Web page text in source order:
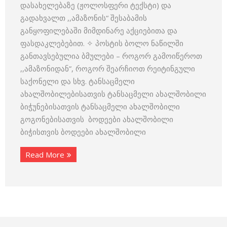
დასახელებაზე (ჟოლოსფერი ტექსტი) და
გადახვალთ ,,ამაზონის“ შესაბამის
განყოფილებაში მიმდინარე აქციებითა და
ფასდაკლებებით. ✧ პოსტის ბოლო ნაწილში
განთავსებულია ბმულები – როგორ გამოიწეროთ
,,ამაზონიდან”, როგორ შეარჩიოთ რეიტინგული
საქონელი და სხვ. ტანსაცმელი
ახალშობილებისათვის ტანსაცმელი ახალშობილი
ბიჭუნებისათვის ტანსაცმელი ახალშობილი
გოგონებისათვის ბოდეები ახალშობილი
ბიჭისთვის ბოდეები ახალშობილი
Read More